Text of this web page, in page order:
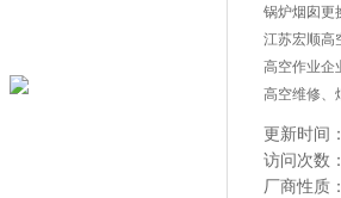
锅炉烟囱更
江苏宏顺高
高空作业企
高空维修、
等高空作业
更新时间
访问次数
厂商性质